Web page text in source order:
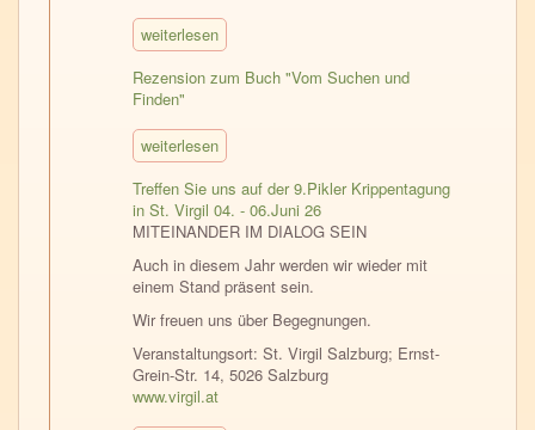
weiterlesen
Rezension zum Buch "Vom Suchen und
Finden"
weiterlesen
Treffen Sie uns auf der 9.Pikler Krippentagung
in St. Virgil 04. - 06.Juni 26
MITEINANDER IM DIALOG SEIN
Auch in diesem Jahr werden wir wieder mit
einem Stand präsent sein.
Wir freuen uns über Begegnungen.
Veranstaltungsort: St. Virgil Salzburg; Ernst-
Grein-Str. 14, 5026 Salzburg
www.virgil.at